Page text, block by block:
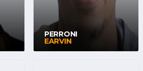
PERRONI
EARVIN